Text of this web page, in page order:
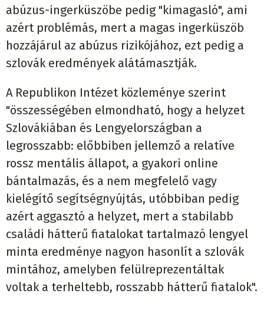
abúzus-ingerküszöbe pedig "kimagasló", ami
azért problémás, mert a magas ingerküszöb
hozzájárul az abúzus rizikójához, ezt pedig a
szlovák eredmények alátámasztják.
A Republikon Intézet közleménye szerint
"összességében elmondható, hogy a helyzet
Szlovákiában és Lengyelországban a
legrosszabb: előbbiben jellemző a relatíve
rossz mentális állapot, a gyakori online
bántalmazás, és a nem megfelelő vagy
kielégítő segítségnyújtás, utóbbiban pedig
azért aggasztó a helyzet, mert a stabilabb
családi hátterű fiatalokat tartalmazó lengyel
minta eredménye nagyon hasonlít a szlovák
mintához, amelyben felülreprezentáltak
voltak a terheltebb, rosszabb hátterű fiatalok".